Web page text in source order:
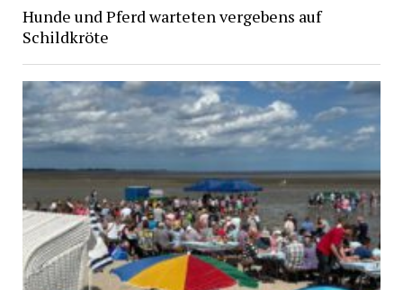
Hunde und Pferd warteten vergebens auf
Schildkröte